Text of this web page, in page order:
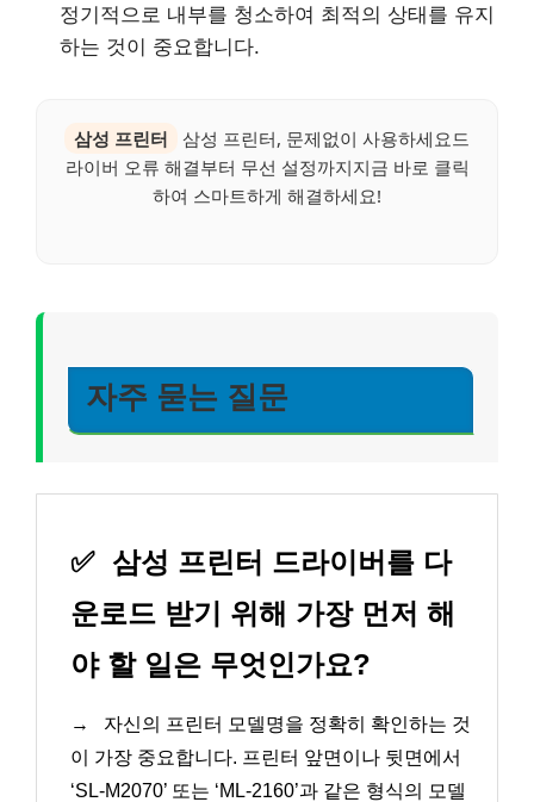
정기적으로 내부를 청소하여 최적의 상태를 유지
하는 것이 중요합니다.
삼성 프린터
삼성 프린터, 문제없이 사용하세요드
라이버 오류 해결부터 무선 설정까지지금 바로 클릭
하여 스마트하게 해결하세요!
자주 묻는 질문
✅ 삼성 프린터 드라이버를 다
운로드 받기 위해 가장 먼저 해
야 할 일은 무엇인가요?
→
자신의 프린터 모델명을 정확히 확인하는 것
이 가장 중요합니다. 프린터 앞면이나 뒷면에서
‘SL-M2070’ 또는 ‘ML-2160’과 같은 형식의 모델